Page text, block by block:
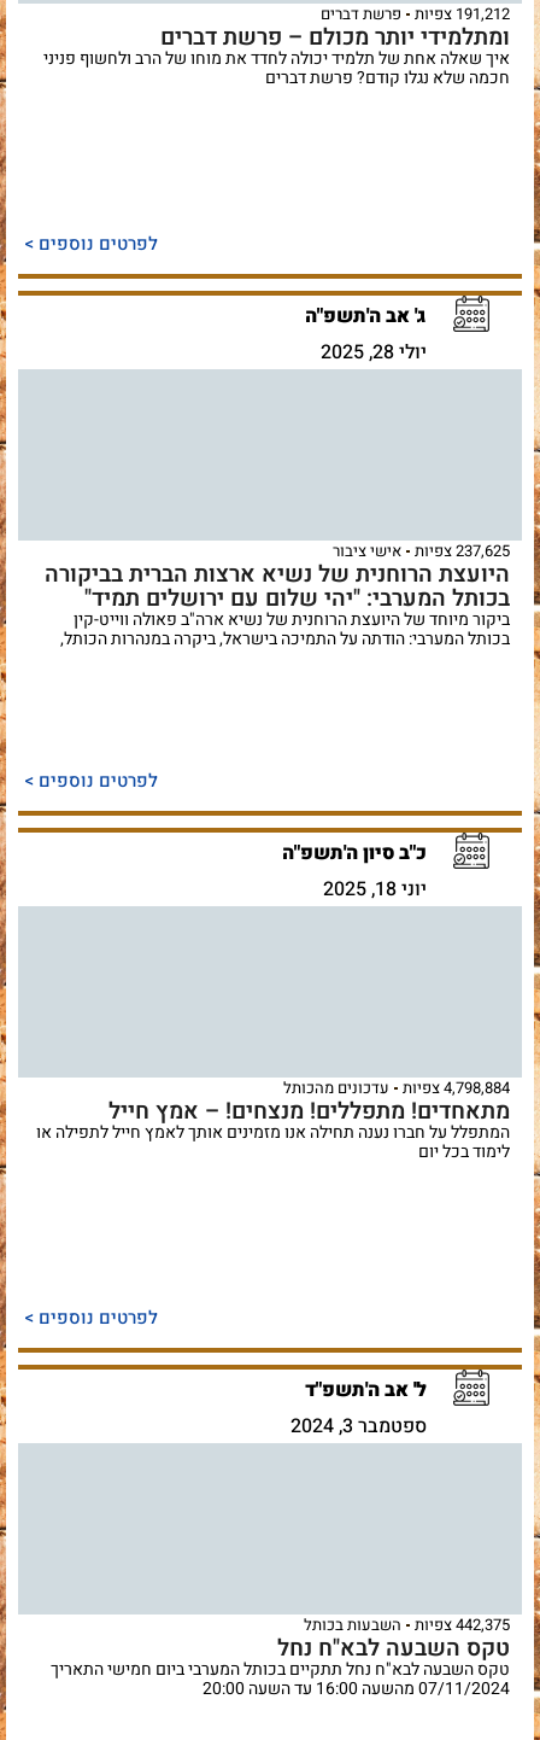
191,212 צפיות פרשת דברים
ומתלמידי יותר מכולם – פרשת דברים
איך שאלה אחת של תלמיד יכולה לחדד את מוחו של הרב ולחשוף פניני
חכמה שלא נגלו קודם? פרשת דברים
לפרטים נוספים >
ג' אב ה'תשפ"ה
יולי 28, 2025
237,625 צפיות אישי ציבור
היועצת הרוחנית של נשיא ארצות הברית בביקורה
בכותל המערבי: "יהי שלום עם ירושלים תמיד"
ביקור מיוחד של היועצת הרוחנית של נשיא ארה"ב פאולה ווייט-קין
בכותל המערבי: הודתה על התמיכה בישראל, ביקרה במנהרות הכותל,
לפרטים נוספים >
כ"ב סיון ה'תשפ"ה
יוני 18, 2025
4,798,884 צפיות עדכונים מהכותל
מתאחדים! מתפללים! מנצחים! – אמץ חייל
המתפלל על חברו נענה תחילה אנו מזמינים אותך לאמץ חייל לתפילה או
לימוד בכל יום
לפרטים נוספים >
ל' אב ה'תשפ"ד
ספטמבר 3, 2024
442,375 צפיות השבעות בכותל
טקס השבעה לבא"ח נחל
טקס השבעה לבא"ח נחל תתקיים בכותל המערבי ביום חמישי התאריך
07/11/2024 מהשעה 16:00 עד השעה 20:00